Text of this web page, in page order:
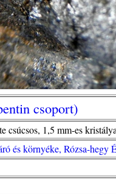
csoport)
csúcsos, 1,5 mm-es
és környéke, Rózsa-hegy